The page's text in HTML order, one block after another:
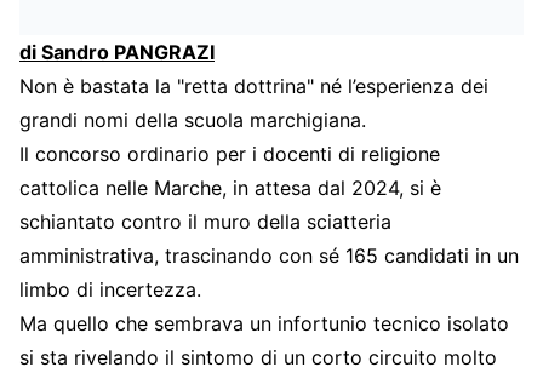
di Sandro PANGRAZI
Non è bastata la "retta dottrina" né l’esperienza dei
grandi nomi della scuola marchigiana.
Il concorso ordinario per i docenti di religione
cattolica nelle Marche, in attesa dal 2024, si è
schiantato contro il muro della sciatteria
amministrativa, trascinando con sé 165 candidati in un
limbo di incertezza.
Ma quello che sembrava un infortunio tecnico isolato
si sta rivelando il sintomo di un corto circuito molto